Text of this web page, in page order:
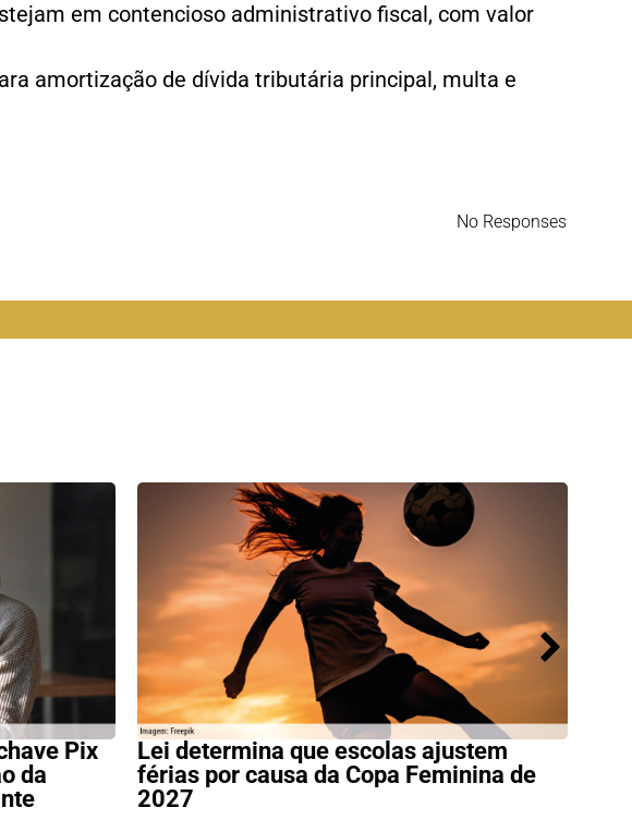
em contencioso administrativo fiscal, com valor
amortização de dívida tributária principal, multa e
No Responses
Pix
da
Lei determina que escolas ajustem
férias por causa da Copa Feminina de
2027